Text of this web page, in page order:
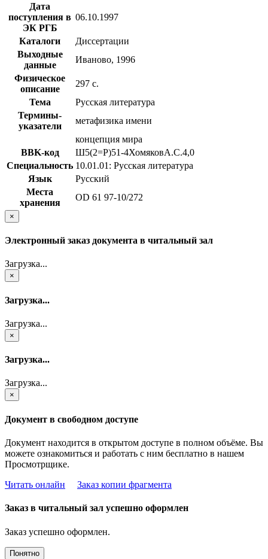
Дата
поступления в
ЭК РГБ
06.10.1997
Каталоги
Диссертации
Выходные
данные
Иваново, 1996
Физическое
описание
297 с.
Тема
Русская литература
Термины-
указатели
метафизика имени
концепция мира
BBK-код
Ш5(2=Р)51-4ХомяковА.С.4,0
Специальность 10.01.01: Русская литература
Язык
Русский
Места
хранения
OD 61 97-10/272
×
Электронный заказ документа в читальный зал
Загрузка...
×
Загрузка...
Загрузка...
×
Загрузка...
Загрузка...
×
Документ в свободном доступе
Документ находится в открытом доступе в полном объёме. Вы
можете ознакомиться и работать с ним бесплатно в нашем
Просмотрщике.
Читать онлайн
Заказ копии фрагмента
Заказ в читальный зал успешно оформлен
Заказ успешно оформлен.
Понятно